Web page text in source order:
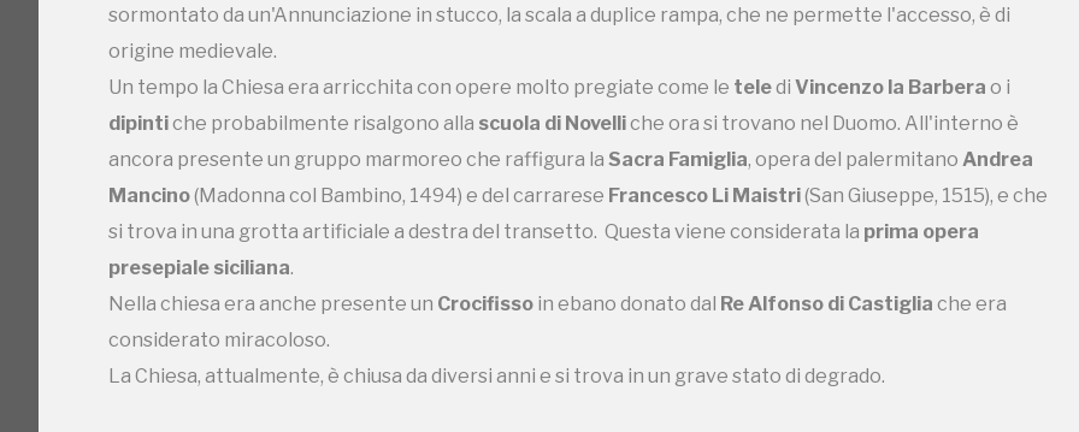
sormontato da un'Annunciazione in stucco, la scala a duplice rampa, che ne permette l'accesso, è di
origine medievale.
Un tempo la Chiesa era arricchita con opere molto pregiate come le teledi Vincenzo la Barbera o i
dipintiche probabilmente risalgono alla scuola di Novelliche ora si trovano nel Duomo. All'interno è
ancora presente un gruppo marmoreo che raffigura la Sacra Famiglia, opera del palermitano Andrea
Mancino(Madonna col Bambino, 1494) e del carrarese Francesco Li Maistri(San Giuseppe, 1515), e che
si trova in una grotta artificiale a destra del transetto. Questa viene considerata la prima opera
presepiale siciliana.
Nella chiesa era anche presente un Crocifisso in ebano donato dal Re Alfonso di Castiglia che era
considerato miracoloso.
La Chiesa, attualmente, è chiusa da diversi anni e si trova in un grave stato di degrado.
considerato miracoloso.
La Chiesa, attualmente, è chiusa da diversi anni e si trova in un grave stato di degrado.
Campagne in corso in questo